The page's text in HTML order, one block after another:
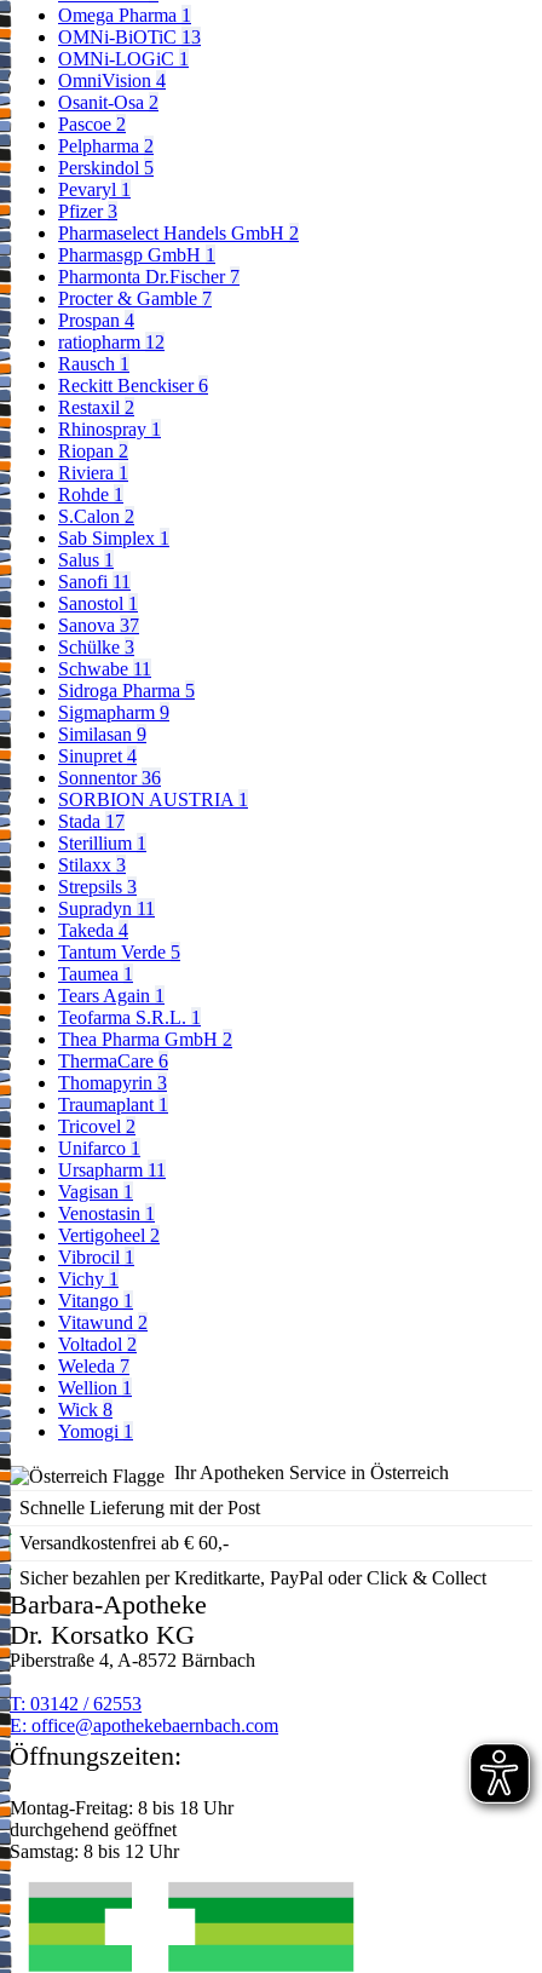
Omega Pharma 1
OMNi-BiOTiC 13
OMNi-LOGiC 1
OmniVision 4
Osanit-Osa 2
Pascoe 2
Pelpharma 2
Perskindol 5
Pevaryl 1
Pfizer3
Pharmaselect Handels GmbH 2
Pharmasgp GmbH 1
Pharmonta Dr.Fischer 7
Procter & Gamble 7
Prospan 4
ratiopharm 12
Rausch 1
Reckitt Benckiser6
Restaxil 2
Rhinospray 1
Riopan 2
Riviera 1
Rohde 1
S.Calon 2
Sab Simplex 1
Salus 1
Sanofi 11
Sanostol 1
Sanova 37
Schülke 3
Schwabe 11
Sidroga Pharma 5
Sigmapharm 9
Similasan 9
Sinupret4
Sonnentor36
SORBION AUSTRIA 1
Stada 17
Sterillium 1
Stilaxx 3
Strepsils 3
Supradyn 11
Takeda 4
Tantum Verde 5
Taumea 1
Tears Again 1
Teofarma S.R.L. 1
Thea Pharma GmbH 2
ThermaCare 6
Thomapyrin 3
Traumaplant 1
Tricovel 2
Unifarco 1
Ursapharm 11
Vagisan 1
Venostasin 1
Vertigoheel 2
Vibrocil 1
Vichy 1
Vitango 1
Vitawund 2
Voltadol 2
Weleda 7
Wellion 1
Wick 8
Yomogi 1
Ihr Apotheken Service in Österreich
Schnelle Lieferung mit der Post
Versandkostenfrei ab € 60,-
Sicher bezahlen per Kreditkarte, PayPal oder Click & Collect
Barbara-Apotheke
Dr. Korsatko KG
Piberstraße 4, A-8572 Bärnbach
T: 03142 / 62553
E: moc.hcabnreabekehtopa@eciffo
Öffnungszeiten:
Montag-Freitag: 8 bis 18 Uhr
durchgehend geöffnet
Samstag: 8 bis 12 Uhr